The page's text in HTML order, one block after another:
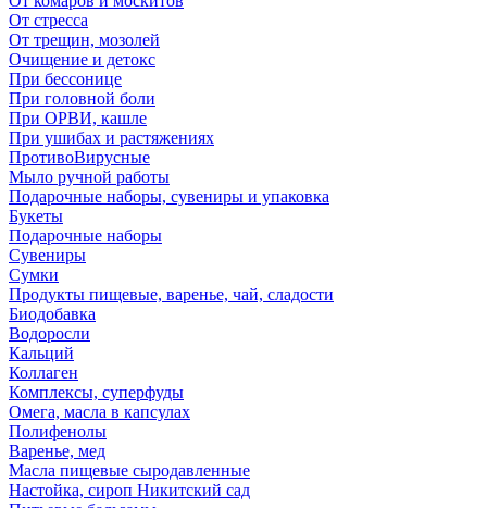
От стресса
От трещин, мозолей
Очищение и детокс
При бессонице
При головной боли
При ОРВИ, кашле
При ушибах и растяжениях
ПротивоВирусные
Мыло ручной работы
Подарочные наборы, сувениры и упаковка
Букеты
Подарочные наборы
Сувениры
Сумки
Продукты пищевые, варенье, чай, сладости
Биодобавка
Водоросли
Кальций
Коллаген
Комплексы, суперфуды
Омега, масла в капсулах
Полифенолы
Варенье, мед
Масла пищевые сыродавленные
Настойка, сироп Никитский сад